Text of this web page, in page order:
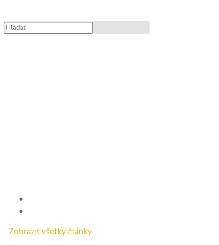
Zobraziť všetky články